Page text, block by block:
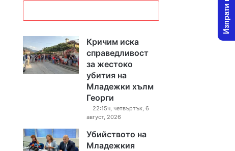
Кричим иска
справедливост
за жестоко
убития на
Младежки хълм
Георги
22:15ч, четвъртък, 6
август, 2026
Убийството на
Младежкия